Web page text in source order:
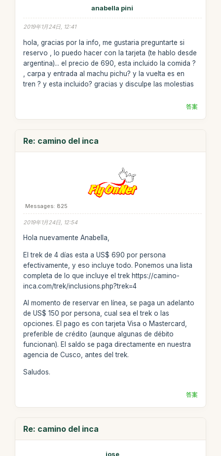
anabella pini
2019年1月24日, 12:41
hola, gracias por la info, me gustaria preguntarte si
reservo , lo puedo hacer con la tarjeta (te hablo desde
argentina)... el precio de 690, esta incluido la comida ?
, carpa y entrada al machu pichu? y la vuelta es en
tren ? y esta incluido? gracias y disculpe las molestias
答案
Re: camino del inca
Messages: 825
2019年1月24日, 12:54
Hola nuevamente Anabella,
El trek de 4 días esta a US$ 690 por persona
efectivamente, y eso incluye todo. Ponemos una lista
completa de lo que incluye el trek https://camino-
inca.com/trek/inclusions.php?trek=4
Al momento de reservar en línea, se paga un adelanto
de US$ 150 por persona, cual sea el trek o las
opciones. El pago es con tarjeta Visa o Mastercard,
preferible de crédito (aunque algunas de débito
funcionan). El saldo se paga directamente en nuestra
agencia de Cusco, antes del trek.
Saludos.
答案
Re: camino del inca
jose